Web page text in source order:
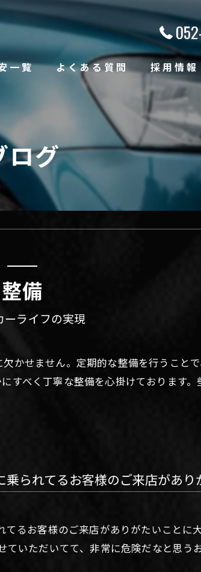
一覧 よくある質問 採用情報
ログ
整備
ーライフの実現
かせません。定期的な整備を行うこと
すべく丁寧な整備を心掛けております
乗られてるお客様のご来店があり
てるお客様のご来店がありがたいことに
ていただいてて、非常に危険だなと思う